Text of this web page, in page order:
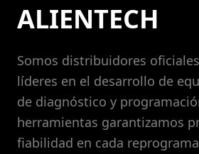
ALIENTECH
Somos distribuidores
líderes en el desarrollo de
de diagnóstico y
herramientas garantizamos
fiabilidad en cada